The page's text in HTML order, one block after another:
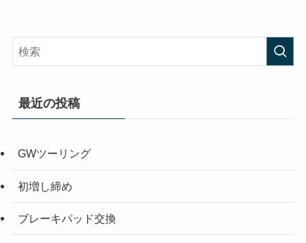
最近の投稿
GWツーリング
初増し締め
ブレーキパッド交換